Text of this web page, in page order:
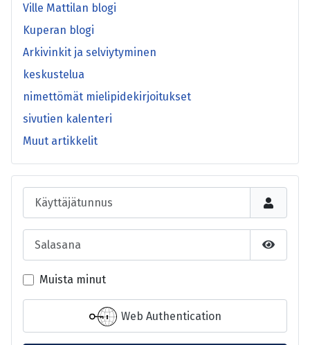
Ville Mattilan blogi
Kuperan blogi
Arkivinkit ja selviytyminen
keskustelua
nimettömät mielipidekirjoitukset
sivutien kalenteri
Muut artikkelit
Käyttäjätunnus
Salasana
Näytä
Muista minut
Web Authentication